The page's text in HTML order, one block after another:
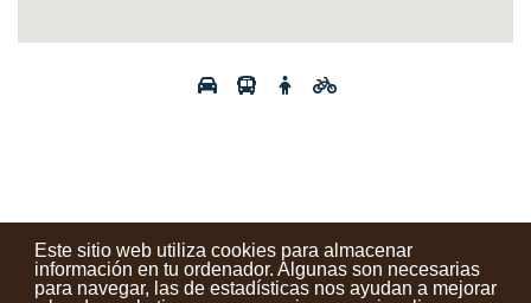
Este sitio web utiliza cookies para almacenar
información en tu ordenador. Algunas son necesarias
para navegar, las de estadísticas nos ayudan a mejorar